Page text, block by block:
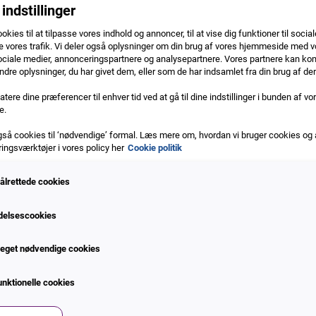
dårlige betalere
Danmarks største register over dårlige betalere – RKI-
undgå tab og optimere din forretning.
til den højeste datakvalitet og effektive værktøjer, der gør det
indsigt i dine kunders økonomiske situation, så du kan
kreditsikring.dk eller via webservice. Her kan du slå dine
til at tilpasse vores indhold og annoncer, til at vise dig funktioner til
vores trafik. Vi deler også oplysninger om din brug af vores hjemmeside med
medier, annonceringspartnere og analysepartnere. Vores partnere kan
oplysninger, du har givet dem, eller som de har indsamlet fra din brug af
dine præferencer til enhver tid ved at gå til dine indstillinger i bunden af
cookies til ‘nødvendige’ formal. Læs mere om, hvordan vi bruger cookies og
i vores policy her Cookie politik
cookies
nødvendige cookies
cookies